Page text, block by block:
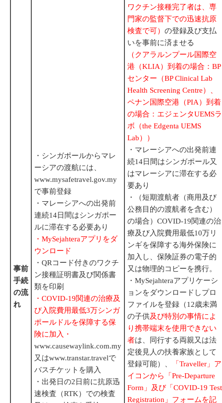
事前
手続
の流
れ
・シンガポールからマレ
ーシアの渡航には、
www.mysafetravel.gov.my
で事前登録
・マレーシアへの出発前
連続14日間はシンガポー
ルに滞在する必要あり
・MySejahteraアプリをダ
ウンロード
・QRコード付きのワクチ
ン接種証明書及び関係書
類を印刷
・COVID-19関連の治療及
び入院費用最低3万シンガ
ポールドルを保障する保
険に加入・
www.causewaylink.com.my
又はwww.transtar.travelで
バスチケットを購入
・出発日の2日前に抗原迅
速検査（RTK）での検査
ワクチン接種完了者は、専
門家の監督下での迅速抗原
検査で可） の登録及び支払
いを事前に済ませる
（クアラルンプール国際空
港（KLIA）到着の場合：BP
センター（BP Clinical Lab
Health Screening Centre）、
ペナン国際空港（PIA）到着
の場合：エジェンタUEMSラ
ボ（the Edgenta UEMS
Lab））
・マレーシアへの出発前連
続14日間はシンガポール又
はマレーシアに滞在する必
要あり
・（短期渡航者（商用及び
公務目的の渡航者を含む）
の場合）COVID-19関連の治
療及び入院費用最低10万リ
ンギを保障する海外保険に
加入し、保険証券の電子的
又は物理的コピーを携行。
・MySejahteraアプリケーシ
ョンをダウンロードしプロ
ファイルを登録（12歳未満
の子供及び特別の事情によ
り携帯端末を使用できない
者は、同行する両親又は法
定後見人の扶養家族として
登録可能）、
「Traveller」ア
イコンから「Pre-Departure
Form」及び「COVID-19 Test
Registration」フォームを記